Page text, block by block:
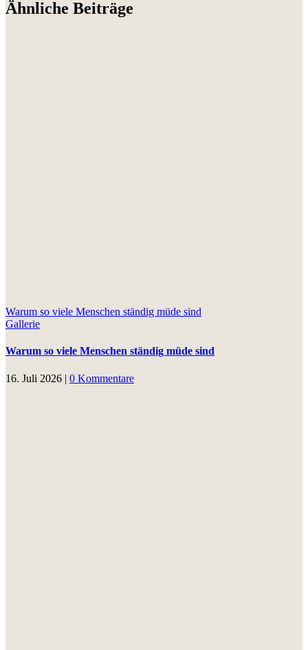
Ähnliche Beiträge
Warum so viele Menschen ständig müde sind
Gallerie
Warum so viele Menschen ständig müde sind
16. Juli 2026 | 0 Kommentare